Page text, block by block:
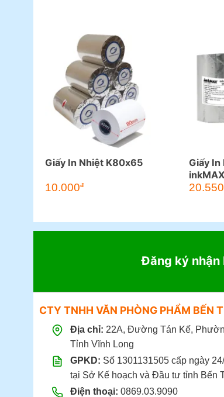
Giấy In Nhiệt K80x65
10.000đ
Giấy
inkMAX
20.550
Đăng ký nhận
CTY TNHH VĂN PHÒNG PHẨM BẾN
Địa chỉ: 22A, Đường Tán Kế,
Tỉnh Vĩnh Long
GPKD: Số 1301131505 cấp ngày
tại Sở Kế hoạch và Đầu tư tỉnh Bến
Điện thoại: 0869.03.9090